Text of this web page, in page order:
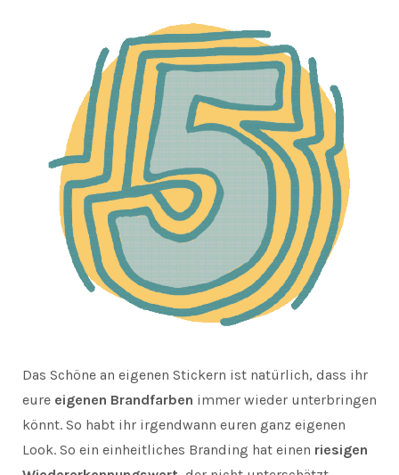
Das Schöne an eigenen Stickern ist natürlich, dass ihr
eure eigenen Brandfarben immer wieder unterbringen
könnt. So habt ihr irgendwann euren ganz eigenen
Look. So ein einheitliches Branding hat einen riesigen